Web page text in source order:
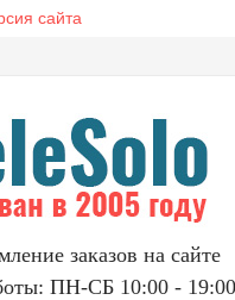
сайта
заказов на сайте
ПН-СБ 10:00 - 19:00